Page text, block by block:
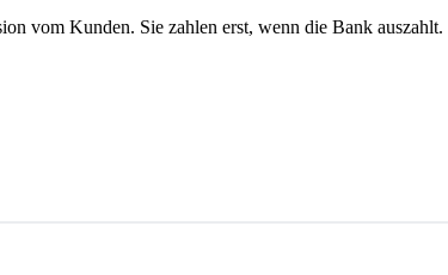
vom Kunden. Sie zahlen erst, wenn die Bank auszahlt.